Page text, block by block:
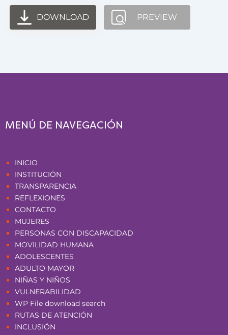
DOWNLOAD PREVIEW
MENÚ DE NAVEGACIÓN
INICIO
INSTITUCIÓN
TRANSPARENCIA
REFLEXIONES
CONTACTO
MUJERES
PERSONAS CON DISCAPACIDAD
MOVILIDAD HUMANA
ADOLESCENTES
ADULTO MAYOR
NIÑAS Y NIÑOS
VULNERABILIDAD
WP File download search
RUTAS DE ATENCIÓN
INCLUSIÓN